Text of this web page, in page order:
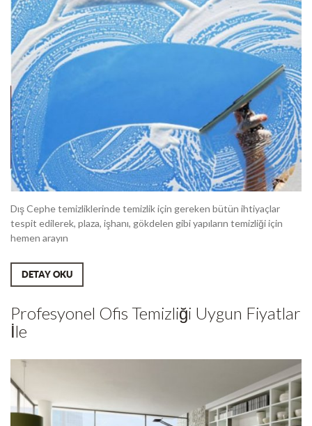
Dış Cephe temizliklerinde temizlik için gereken bütün ihtiyaçlar
tespit edilerek, plaza, işhanı, gökdelen gibi yapıların temizliği için
hemen arayın
DETAY OKU
Profesyonel Ofis Temizliği Uygun Fiyatlar
İle